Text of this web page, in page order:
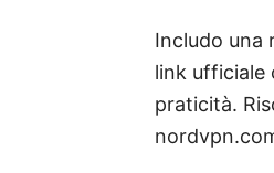
Includo una
link ufficiale
praticità.